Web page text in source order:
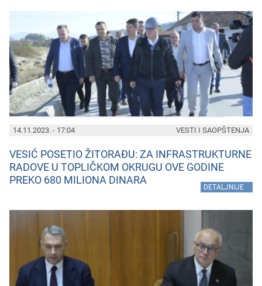
14.11.2023. - 17:04
VESIĆ POSETIO ŽITORAĐU: ZA INFRASTRUKTURNE
RADOVE U TOPLIČKOM OKRUGU OVE GODINE
PREKO 680 MILIONA DINARA
DETALJNIJE
VESTI I SAOPŠTENJA